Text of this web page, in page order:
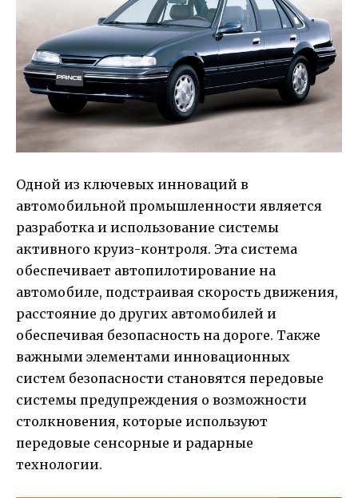
Одной из ключевых инноваций в
автомобильной промышленности является
разработка и использование системы
активного круиз-контроля. Эта система
обеспечивает автопилотирование на
автомобиле, подстраивая скорость движения,
расстояние до других автомобилей и
обеспечивая безопасность на дороге. Также
важными элементами инновационных
систем безопасности становятся передовые
системы предупреждения о возможности
столкновения, которые используют
передовые сенсорные и радарные
технологии.